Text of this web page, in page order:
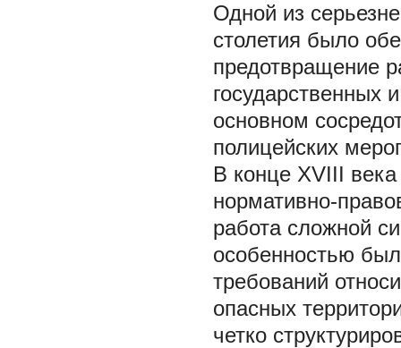
Одной из
столетия было
предотвращение
государственных
основном
полицейских
В конце ХVIII
нормативно-
работа сложной
особенностью
требований
опасных
четко